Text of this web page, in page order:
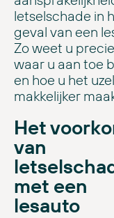
letselschade in
geval van een
Zo weet u
waar u aan toe
en hoe u het
makkelijker
Het
van
met een
lesauto